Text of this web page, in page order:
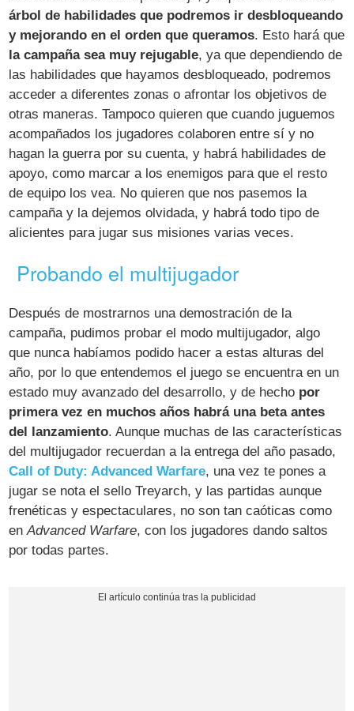
árbol de habilidades que podremos ir desbloqueando
y mejorando en el orden que queramos. Esto hará que
la campaña sea muy rejugable, ya que dependiendo de
las habilidades que hayamos desbloqueado, podremos
acceder a diferentes zonas o afrontar los objetivos de
otras maneras. Tampoco quieren que cuando juguemos
acompañados los jugadores colaboren entre sí y no
hagan la guerra por su cuenta, y habrá habilidades de
apoyo, como marcar a los enemigos para que el resto
de equipo los vea. No quieren que nos pasemos la
campaña y la dejemos olvidada, y habrá todo tipo de
alicientes para jugar sus misiones varias veces.
Probando el multijugador
Después de mostrarnos una demostración de la
campaña, pudimos probar el modo multijugador, algo
que nunca habíamos podido hacer a estas alturas del
año, por lo que entendemos el juego se encuentra en un
estado muy avanzado del desarrollo, y de hecho por
primera vez en muchos años habrá una beta antes
del lanzamiento. Aunque muchas de las características
del multijugador recuerdan a la entrega del año pasado,
Call of Duty: Advanced Warfare, una vez te pones a
jugar se nota el sello Treyarch, y las partidas aunque
frenéticas y espectaculares, no son tan caóticas como
enAdvanced Warfare, con los jugadores dando saltos
por todas partes.